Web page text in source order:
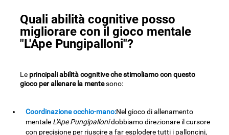
Quali abilità cognitive posso
migliorare con il gioco mentale
"L'Ape Pungipalloni"?
Le principali abilità cognitive che stimoliamo con questo
gioco per allenare la mentesono:
Coordinazione occhio-mano:Nel gioco di allenamento
mentale L'Ape Pungipallonidobbiamo direzionare il cursore
con precisione per riuscire a far esplodere tutti i palloncini,